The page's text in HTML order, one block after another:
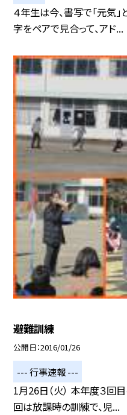
４年生は今、書写で「元気
字をペアで見合って、アド...
避難訓練
公開日 2016/01/26
--- 行事速報 ---
1月26日（火） 本年度３回
回は放課時の訓練で、児...